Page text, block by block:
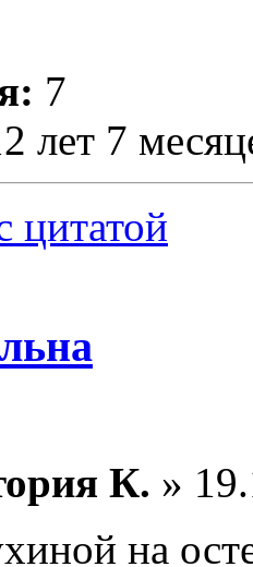
7
лет 7
цитатой
К. »
на